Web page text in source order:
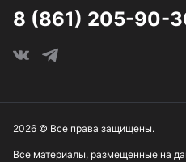
8 (861) 205-90-
Все материалы, размещенные на
2026 © Все права защищены.